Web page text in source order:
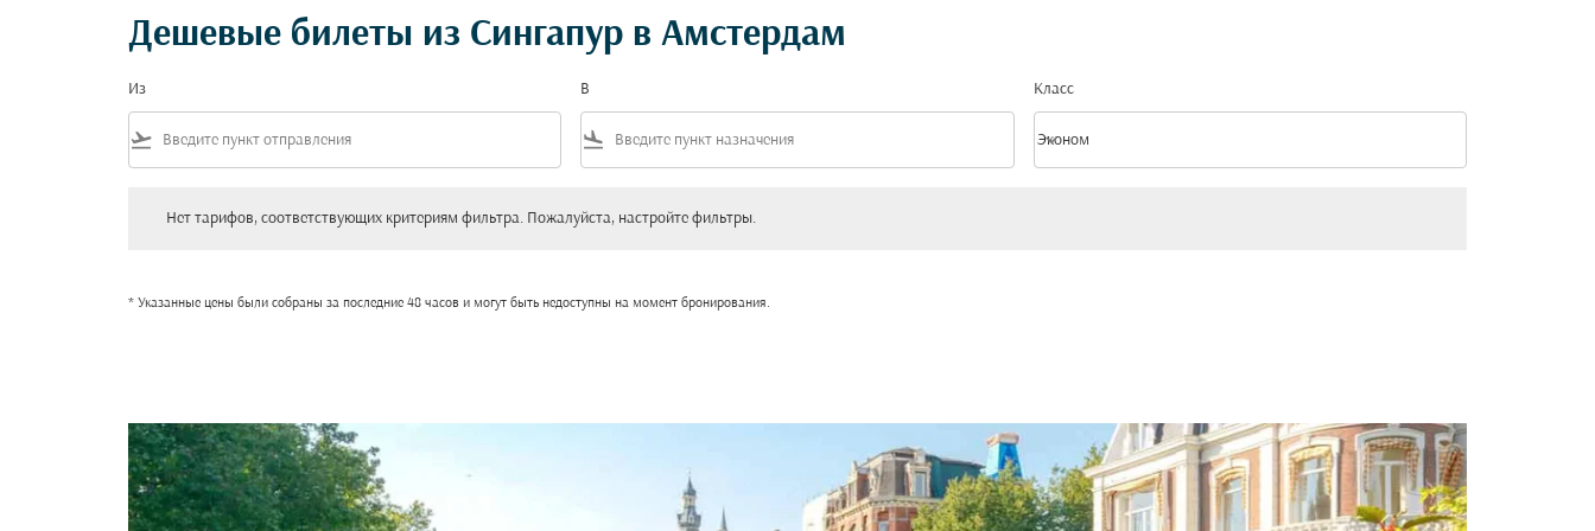
Дешевые билеты из Сингапур в Амстердам
Из
flight_takeoff
В
flight_land
Класс
Класс option Эконом Selected
Эконом
keyboard_arrow_down
Нет тарифов, соответствующих критериям фильтра. Пожалуйста, настройте фильтры.
* Указанные цены были собраны за последние 48 часов и могут быть недоступны на момент бронирования.